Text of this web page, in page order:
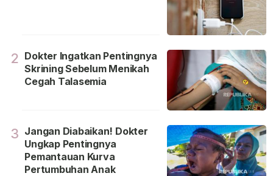
2 Dokter Ingatkan Pentingnya
Skrining Sebelum Menikah
Cegah Talasemia
3 Jangan Diabaikan! Dokter
Ungkap Pentingnya
Pemantauan Kurva
Pertumbuhan Anak